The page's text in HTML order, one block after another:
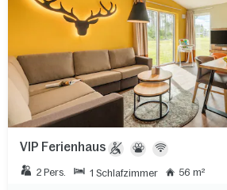
VIP Ferienhaus
2 Pers. 1 Schlafzimmer 56 m²